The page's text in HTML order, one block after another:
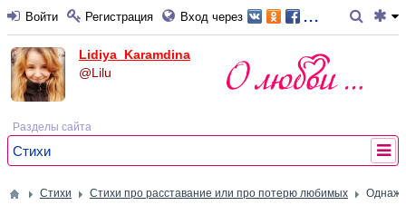
Войти Регистрация Вход через ...
Lidiya_Karamdina
@Lilu
Разделы сайта
Стихи
Стихи Стихи про расставание или про потерю любимых